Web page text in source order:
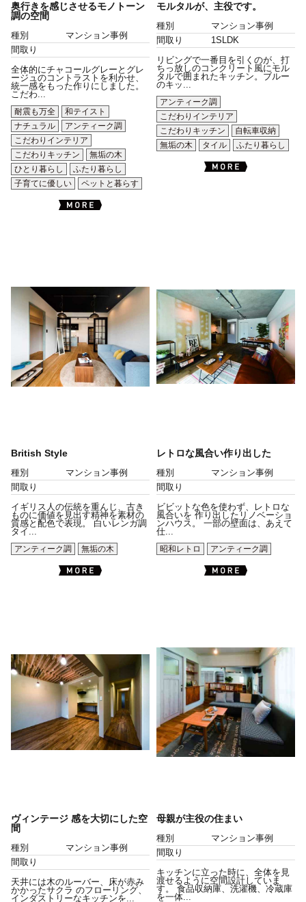
奥行きを感じさせるモノトーン
調の空間
種別
マンション事例
間取り
全体的にチャコールグレーとグレ
ージュのコントラストを利かせ、
統一感をもった作りにしました。
こだわ...
耐震も万全
和テイスト
ナチュラル
アンティーク調
こだわりインテリア
こだわりキッチン
無垢の木
ひとり暮らし
ふたり暮らし
子育てに優しい
ペットと暮らす
モルタルが、主役です。
種別
マンション事例
間取り
1SLDK
リビングで一番目を引くのが、打
ちっ放しのコンクリート風にモル
タルで囲まれたキッチン。ブルー
のキッ...
アンティーク調
こだわりインテリア
こだわりキッチン
自転車収納
無垢の木
タイル ふたり暮らし
British Style
種別
マンション事例
間取り
イギリス人の伝統を重んじ、古き
ものに価値を見出す精神を素材の
質感と配色で表現。 白いレンガ調
タイ...
アンティーク調
無垢の木
レトロな風合い作り出した
種別
マンション事例
間取り
ビビットな色を使わず、レトロな
風合いを 作り出したリノベーショ
ンハウス。 一部の壁面は、あえて
仕...
昭和レトロ
アンティーク調
ヴィンテージ 感を大切にした空
間
種別
マンション事例
間取り
天井には木のルーバー、床が赤み
かかったサクラ のフローリング、
インダストリーなキッチンを...
母親が主役の住まい
種別
マンション事例
間取り
キッチンに立った時に、全体を見
渡せるように空間設計していま
す。 食品収納庫、洗濯機、冷蔵庫
を一体...